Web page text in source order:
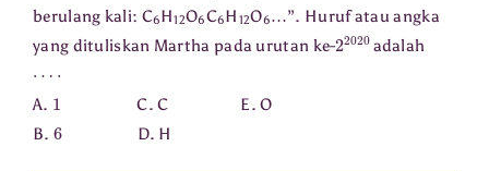
berulang kali: C6H12O6C6H 12O6…”. Huruf atau angka
yang dituliskan Martha pada urutan ke-22020adalah
A. 1
C. C E. O
B. 6D. H